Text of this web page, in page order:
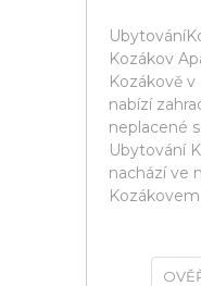
Kozákov
Kozákově
nabízí
neplacené
Ubytování
nachází ve
Kozákovem